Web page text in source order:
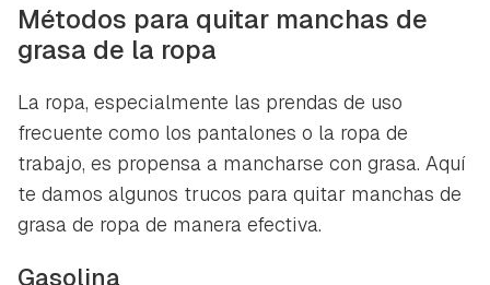
Métodos para quitar manchas de
grasa de la ropa
La ropa, especialmente las prendas de uso
frecuente como los pantalones o la ropa de
trabajo, es propensa a mancharse con grasa. Aquí
te damos algunos trucos para quitar manchas de
grasa de ropa de manera efectiva.
Gasolina